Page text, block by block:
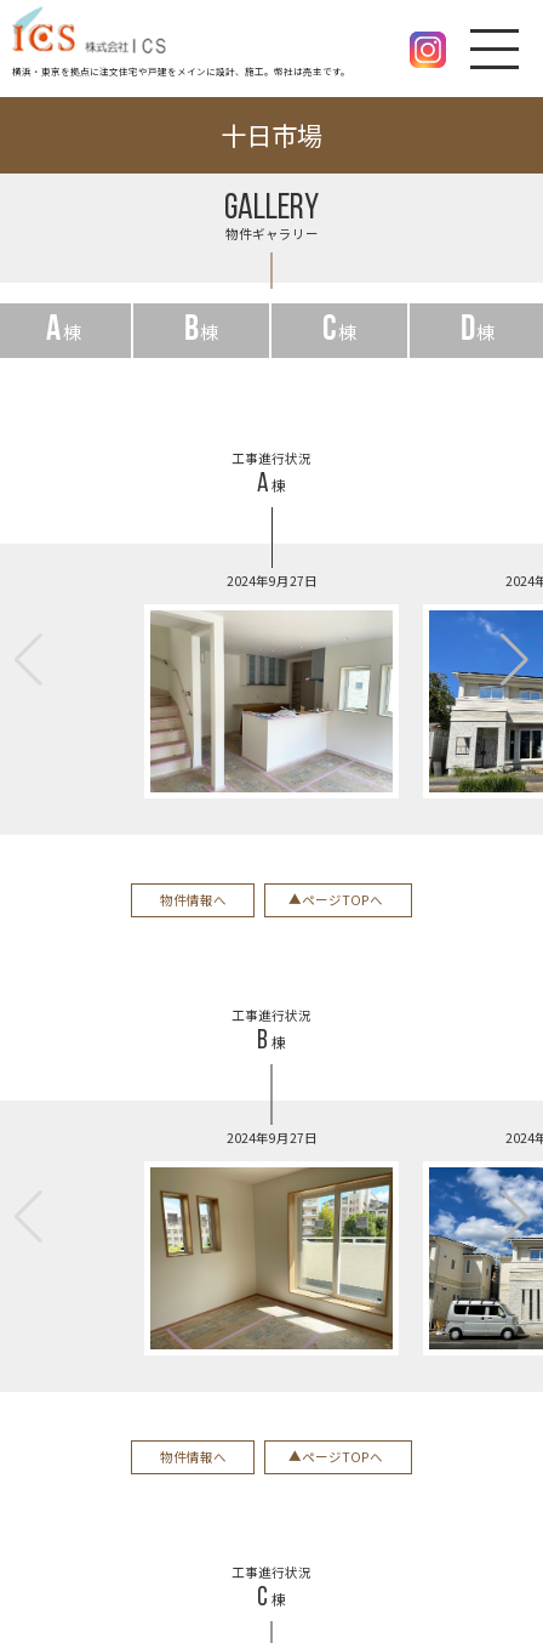
横浜・東京を拠点に注文住宅や戸建をメインに設計、施工。幣社は売主です。
十日市場
GALLERY
物件ギャラリー
A 棟 B棟 C 棟 D棟
工事進行状況
A 棟
2024年9月27日 2024
物件情報へ ページTOPへ
工事進行状況
B 棟
2024年9月27日 2024
物件情報へ ページTOPへ
工事進行状況
C 棟